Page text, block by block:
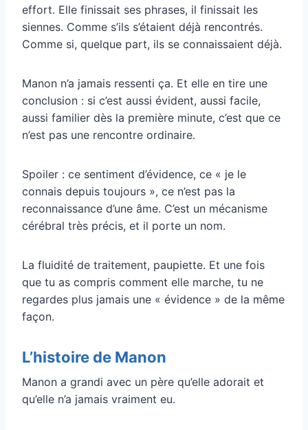
effort. Elle finissait ses phrases, il finissait les
siennes. Comme s’ils s’étaient déjà rencontrés.
Comme si, quelque part, ils se connaissaient déjà.
Manon n’a jamais ressenti ça. Et elle en tire une
conclusion : si c’est aussi évident, aussi facile,
aussi familier dès la première minute, c’est que ce
n’est pas une rencontre ordinaire.
Spoiler : ce sentiment d’évidence, ce « je le
connais depuis toujours », ce n’est pas la
reconnaissance d’une âme. C’est un mécanisme
cérébral très précis, et il porte un nom.
La fluidité de traitement, paupiette. Et une fois
que tu as compris comment elle marche, tu ne
regardes plus jamais une « évidence » de la même
façon.
L’histoire de Manon
Manon a grandi avec un père qu’elle adorait et
qu’elle n’a jamais vraiment eu.